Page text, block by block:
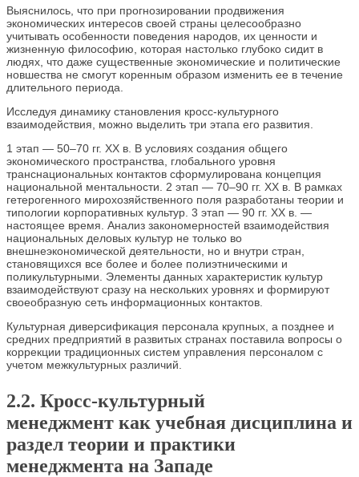
Выяснилось, что при прогнозировании продвижения
экономических интересов своей страны целесообразно
учитывать особенности поведения народов, их ценности и
жизненную философию, которая настолько глубоко сидит в
людях, что даже существенные экономические и политические
новшества не смогут коренным образом изменить ее в течение
длительного периода.
Исследуя динамику становления кросс-культурного
взаимодействия, можно выделить три этапа его развития.
1 этап — 50–70 гг. ХХ в. В условиях создания общего
экономического пространства, глобального уровня
транснациональных контактов сформулирована концепция
национальной ментальности. 2 этап — 70–90 гг. ХХ в. В рамках
гетерогенного мирохозяйственного поля разработаны теории и
типологии корпоративных культур. 3 этап — 90 гг. ХХ в. —
настоящее время. Анализ закономерностей взаимодействия
национальных деловых культур не только во
внешнеэкономической деятельности, но и внутри стран,
становящихся все более и более полиэтническими и
поликультурными. Элементы данных характеристик культур
взаимодействуют сразу на нескольких уровнях и формируют
своеобразную сеть информационных контактов.
Культурная диверсификация персонала крупных, а позднее и
средних предприятий в развитых странах поставила вопросы о
коррекции традиционных систем управления персоналом с
учетом межкультурных различий.
2.2. Кросс‑культурный
менеджмент как учебная дисциплина и
раздел теории и практики
менеджмента на Западе